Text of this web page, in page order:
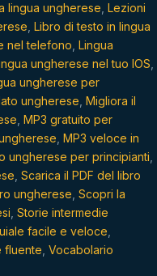
lingua ungherese Lezioni
Libro di testo in lingua
nel telefono Lingua
ungherese nel tuo IOS
ungherese per
ungherese Migliora il
MP3 gratuito per
MP3 veloce in
ungherese per principianti
Scarica il PDF del libro
ungherese Scopri la
Storie intermedie
facile e veloce
fluente Vocabolario